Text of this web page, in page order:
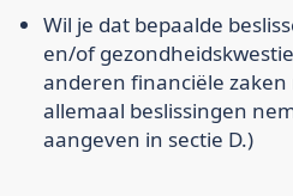
Wil je dat bepaalde
en/of
anderen financiële
allemaal beslissingen
aangeven in sectie D.)